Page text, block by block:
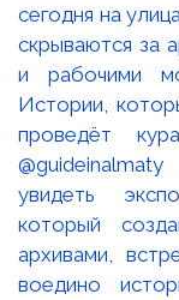
сегодня на
скрываются за
и рабочими
Истории,
проведёт
увидеть
который
архивами,
воедино